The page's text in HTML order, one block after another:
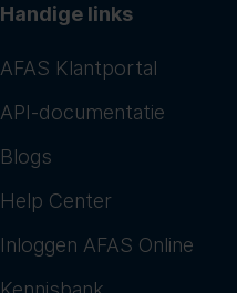
Handige links
AFAS Klantportal
API-documentatie
Blogs
Help Center
Inloggen AFAS Online